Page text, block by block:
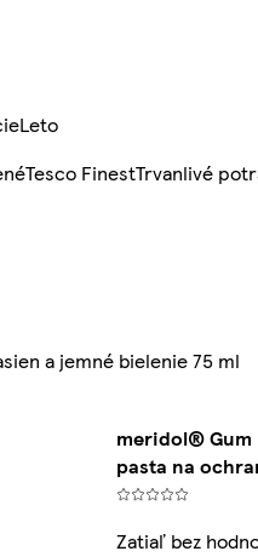
Leto
Tesco FinestTrvanlivé
a jemné bielenie 75 ml
meridol® Gum
pasta na
Zatiaľ bez